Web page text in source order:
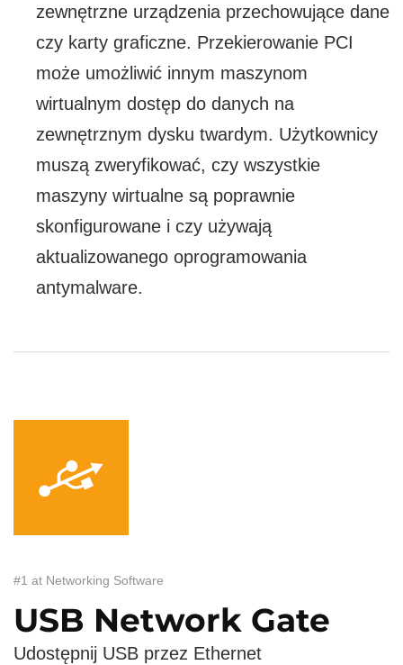
zewnętrzne urządzenia przechowujące dane
czy karty graficzne. Przekierowanie PCI
może umożliwić innym maszynom
wirtualnym dostęp do danych na
zewnętrznym dysku twardym. Użytkownicy
muszą zweryfikować, czy wszystkie
maszyny wirtualne są poprawnie
skonfigurowane i czy używają
aktualizowanego oprogramowania
antymalware.
#1 at Networking Software
USB Network Gate
Udostępnij USB przez Ethernet